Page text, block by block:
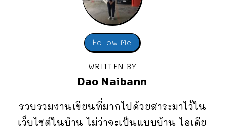
Follow Me
WRITTEN BY
Dao Naibann
รวบรวมงานเขียนที่มากไปด้วยสาระมาไว้ใน
เว็บไซต์ในบ้าน ไม่ว่าจะเป็นแบบบ้าน ไอเดีย